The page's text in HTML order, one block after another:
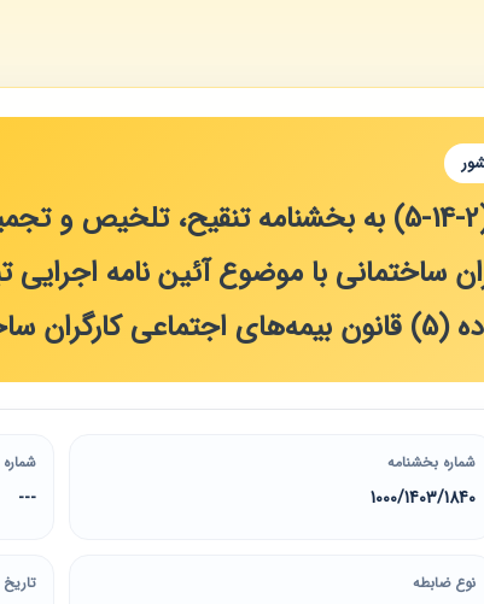
الحاق بندهای(1‏-14‏-5) و (2‏-14‏-5) به بخشنامه
شماره بخشنامه
1840‏/1403‏/1000
---
نوع ضابطه تاریخ